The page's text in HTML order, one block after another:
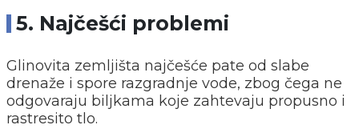
5. Najčešći problemi
Glinovita zemljišta najčešće pate od slabe
drenaže i spore razgradnje vode, zbog čega ne
odgovaraju biljkama koje zahtevaju propusno i
rastresito tlo.